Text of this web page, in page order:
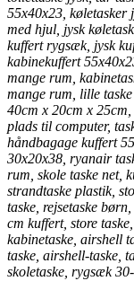
55x40x23, køletasker
med hjul, jysk
kuffert rygsæk, jysk
kabinekuffert
mange rum,
mange rum, lille
40cm x 20cm x
plads til computer,
håndbagage kuffert
30x20x38, ryanair
rum, skole taske net,
strandtaske plastik,
taske, rejsetaske
cm kuffert, store
kabinetaske, airshell
taske, airshell-taske,
skoletaske, rygsæk